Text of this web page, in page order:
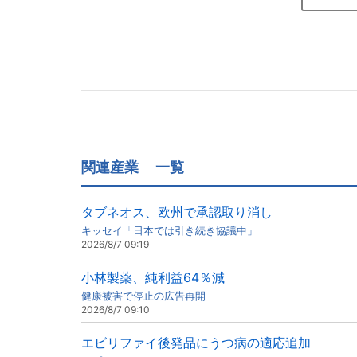
関連産業 一覧
タブネオス、欧州で承認取り消し
キッセイ「日本では引き続き協議中」
2026/8/7 09:19
小林製薬、純利益64％減
健康被害で停止の広告再開
2026/8/7 09:10
エビリファイ後発品にうつ病の適応追加